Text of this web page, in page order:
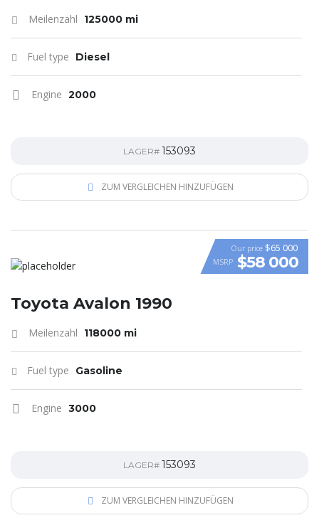
Meilenzahl 125000 mi
Fuel type Diesel
Engine 2000
LAGER# 153093
ZUM VERGLEICHEN HINZUFÜGEN
VIDEO
Our price $65 000
MSRP $58 000
Toyota Avalon 1990
Meilenzahl 118000 mi
Fuel type Gasoline
Engine 3000
LAGER# 153093
ZUM VERGLEICHEN HINZUFÜGEN